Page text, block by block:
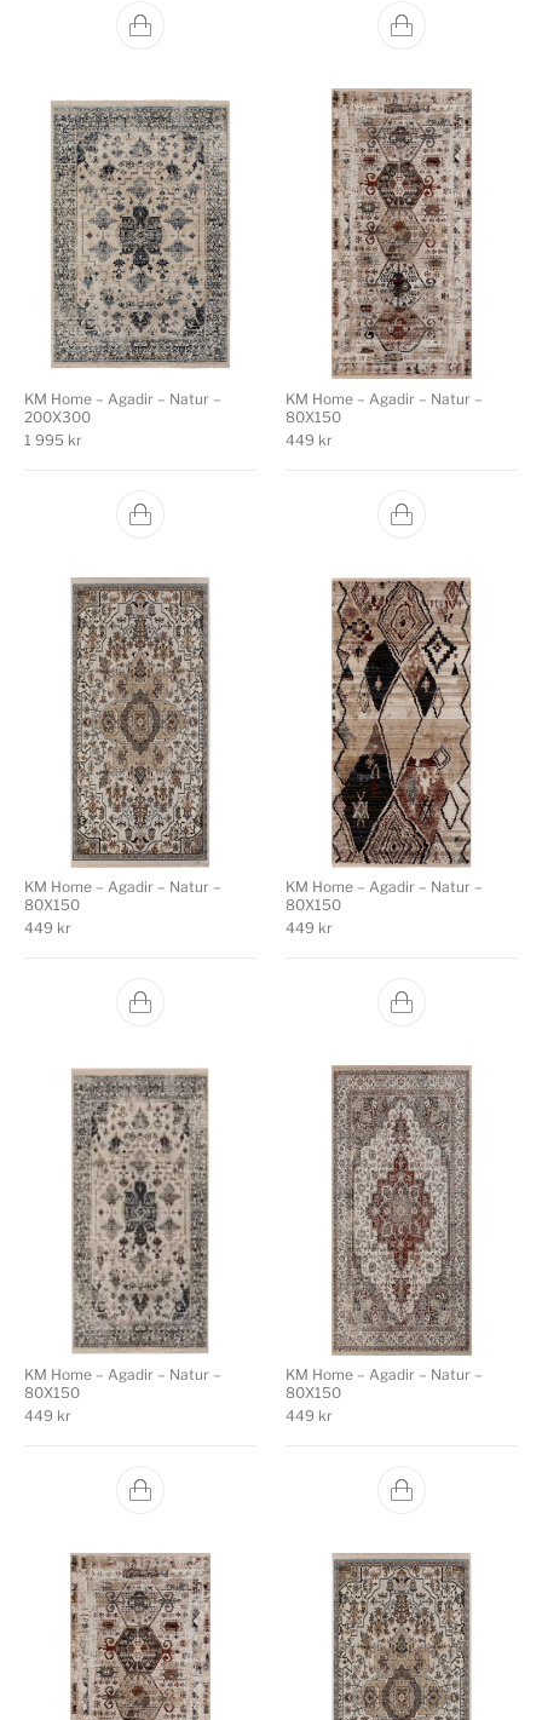
KM Home – Agadir – Natur –
200X300
1 995 kr
KM Home – Agadir – Natur –
80X150
449 kr
KM Home – Agadir – Natur –
80X150
449 kr
KM Home – Agadir – Natur –
80X150
449 kr
KM Home – Agadir – Natur –
80X150
449 kr
KM Home – Agadir – Natur –
80X150
449 kr